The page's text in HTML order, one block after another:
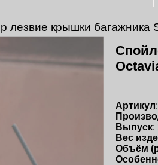
лезвие крышки багажника
Артикул
Выпуск:
Вес
Объём